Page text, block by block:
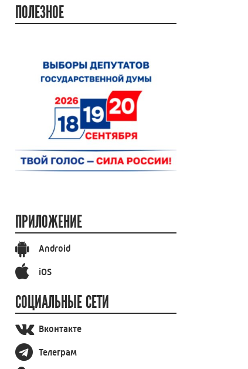
ПОЛЕЗНОЕ
ПРИЛОЖЕНИЕ
Android
iOS
СОЦИАЛЬНЫЕ СЕТИ
Вконтакте
Телеграм